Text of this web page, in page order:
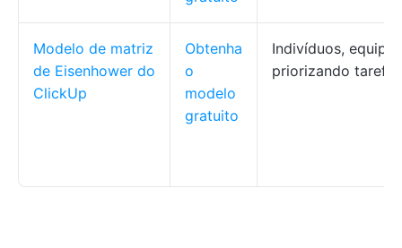
Modelo de matriz
de Eisenhower do
ClickUp
Obtenha
o
modelo
gratuito
Indivíduos, equipes
priorizando tarefas